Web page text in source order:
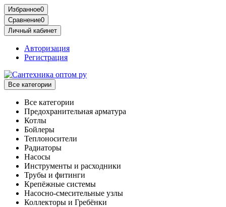
Избранное0
Сравнение0
Личный кабинет
Авторизация
Регистрация
Все категории
Все категории
Предохранительная арматура
Котлы
Бойлеры
Теплоносители
Радиаторы
Насосы
Инструменты и расходники
Трубы и фитинги
Крепёжные системы
Насосно-смесительные узлы
Коллекторы и Гребёнки